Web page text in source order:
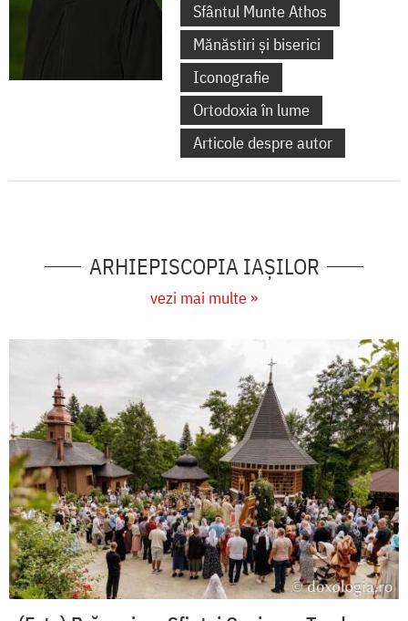
Sfântul Munte Athos
Mănăstiri și biserici
Iconografie
Ortodoxia în lume
Articole despre autor
ARHIEPISCOPIA IAŞILOR
vezi mai multe »